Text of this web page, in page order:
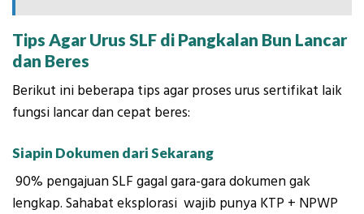
Tips Agar Urus SLF di Pangkalan Bun Lancar
dan Beres
Berikut ini beberapa tips agar proses urus sertifikat laik
fungsi lancar dan cepat beres:
Siapin Dokumen dari Sekarang
90% pengajuan SLF gagal gara-gara dokumen gak
lengkap. Sahabat eksplorasi wajib punya KTP + NPWP